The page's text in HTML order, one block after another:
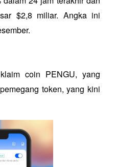
$2,8 miliar. Angka ini
coin PENGU, yang
token, yang kini